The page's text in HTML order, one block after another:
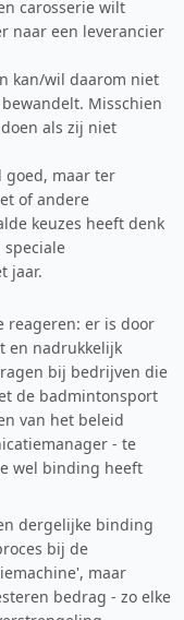
carosserie wilt
naar een leverancier
kan/wil daarom niet
Misschien
als zij niet
goed, maar ter
of andere
keuzes heeft denk
jaar.
reageren: er is door
en nadrukkelijk
bij bedrijven die
de badmintonsport
van het beleid
- te
wel binding heeft
dergelijke binding
bij de
maar
bedrag - zo elke